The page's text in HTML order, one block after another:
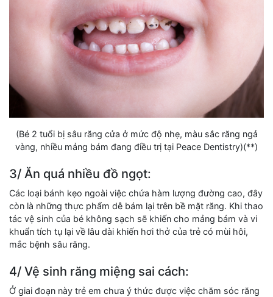
(Bé 2 tuổi bị sâu răng cửa ở mức độ nhẹ, màu sắc răng ngả
vàng, nhiều mảng bám đang điều trị tại Peace Dentistry)(**)
3/ Ăn quá nhiều đồ ngọt:
Các loại bánh kẹo ngoài việc chứa hàm lượng đường cao, đây
còn là những thực phẩm dễ bám lại trên bề mặt răng. Khi thao
tác vệ sinh của bé không sạch sẽ khiến cho mảng bám và vi
khuẩn tích tụ lại về lâu dài khiến hơi thở của trẻ có mùi hôi,
mắc bệnh sâu răng.
4/ Vệ sinh răng miệng sai cách:
Ở giai đoạn này trẻ em chưa ý thức được việc chăm sóc răng